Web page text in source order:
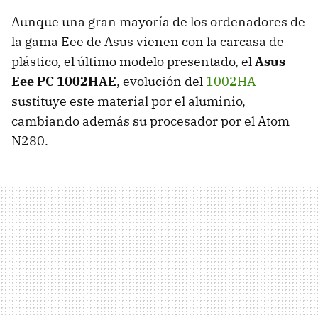
Aunque una gran mayoría de los ordenadores de
la gama Eee de Asus vienen con la carcasa de
plástico, el último modelo presentado, elAsus
Eee PC 1002HAE, evolución del 1002HA
sustituye este material por el aluminio,
cambiando además su procesador por el Atom
N280.